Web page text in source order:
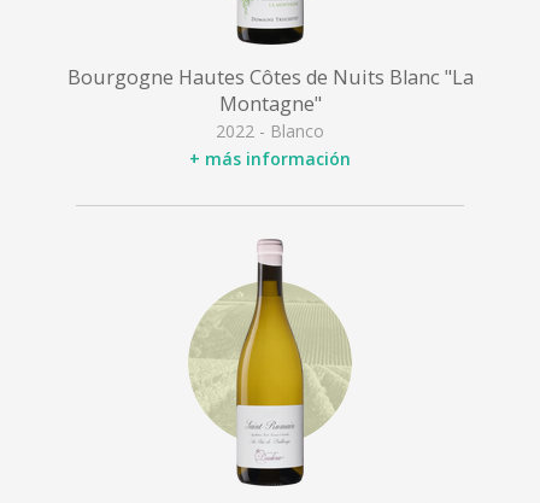
Bourgogne Hautes Côtes de Nuits Blanc "La
Montagne"
2022 - Blanco
+ más información